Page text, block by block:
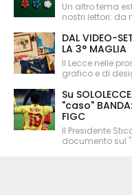
Un altro tema
nostri lettori: da
DAL VIDEO-
LA 3° MAGLIA
Il Lecce nelle
grafico e di
Su
"caso" BANDA:
FIGC
Il Presidente
documento sul